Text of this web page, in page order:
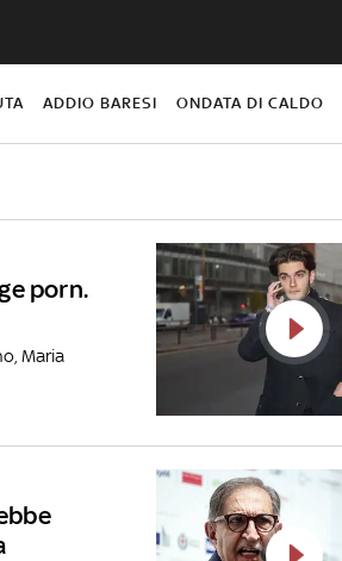
ADDIO BARESI ONDATA DI CALDO
porn.
Maria